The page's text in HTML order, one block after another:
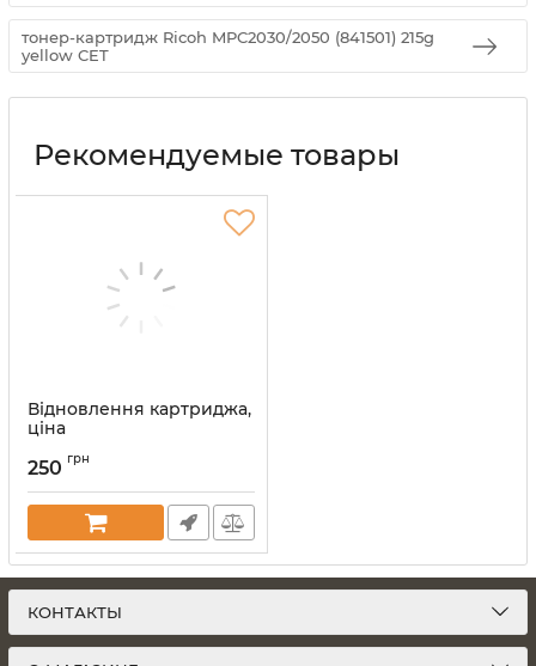
тонер-картридж Ricoh MPC2030/2050 (841501) 215g
yellow CET
Рекомендуемые товары
Відновлення картриджа,
ціна
250 грн
КОНТАКТЫ